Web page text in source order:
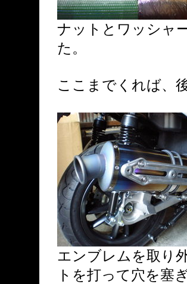
ナットとワッシャ
た。
ここまでくれば、
エンブレムを取り
トを打って穴を塞